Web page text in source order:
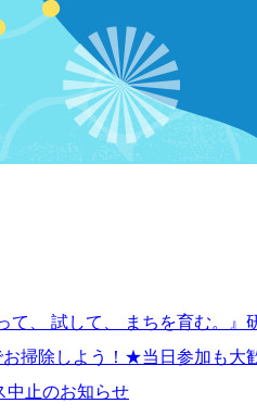
て、 試して、 まちを育む。』
お掃除しよう！★当日参加も
中止のお知らせ